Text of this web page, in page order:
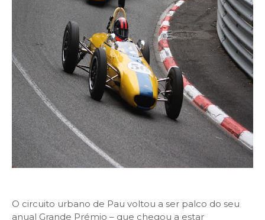
O circuito urbano de Pau voltou a ser palco do seu
anual Grande Prémio – que chegou a estar